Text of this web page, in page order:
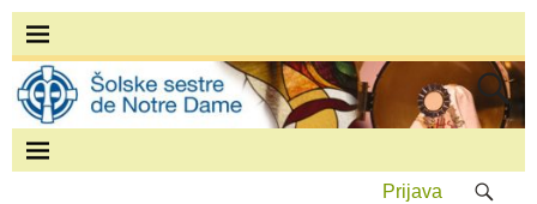
Prijava